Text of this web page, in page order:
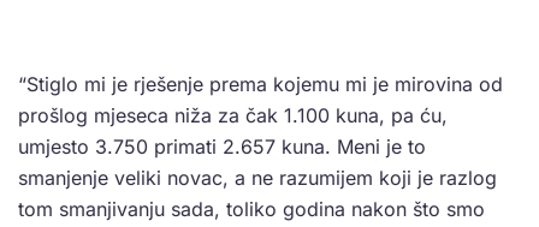
“Stiglo mi je rješenje prema kojemu mi je mirovina od
prošlog mjeseca niža za čak 1.100 kuna, pa ću,
umjesto 3.750 primati 2.657 kuna. Meni je to
smanjenje veliki novac, a ne razumijem koji je razlog
tom smanjivanju sada, toliko godina nakon što smo